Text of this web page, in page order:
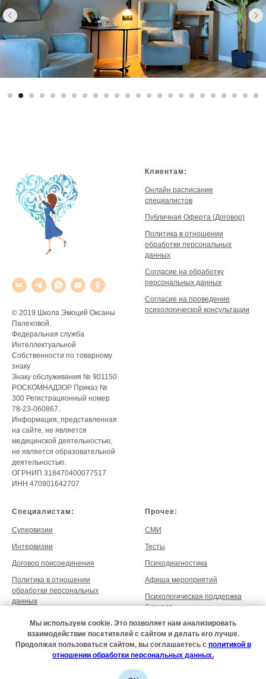
© 2019 Школа Эмоций Оксаны
Палеховой.
Федеральная служба
Интеллектуальной
Собственности по товарному
знаку
Знаку обслуживания № 901150.
РОСКОМНАДЗОР Приказ №
300 Регистрационный номер
78-23-060867.
Информация, представленная
на сайте, не является
медицинской деятельностью,
не является образовательной
деятельностью.
ОГРНИП 318470400077517
ИНН 470901642707
Клиентам:
Онлайн расписание
специалистов
Публичная Оферта (Договор)
Политика в отношении
обработки персональных
данных
Согласие на обработку
персональных данных
Согласие на проведение
психологической консультации
Специалистам:
Супервизии
Интервизии
Договор присоединения
Политика в отношении
обработки персональных
данных
персональных данных
Прочее:
СМИ
Тесты
Психодиагностика
Афиша мероприятий
Психологическая поддержка
бизнеса
Мы используем cookie. Это позволяет нам анализировать
взаимодействие посетителей с сайтом и делать его лучше.
Продолжая пользоваться сайтом, вы соглашаетесь с политикой в
отношении обработки персональных данных.